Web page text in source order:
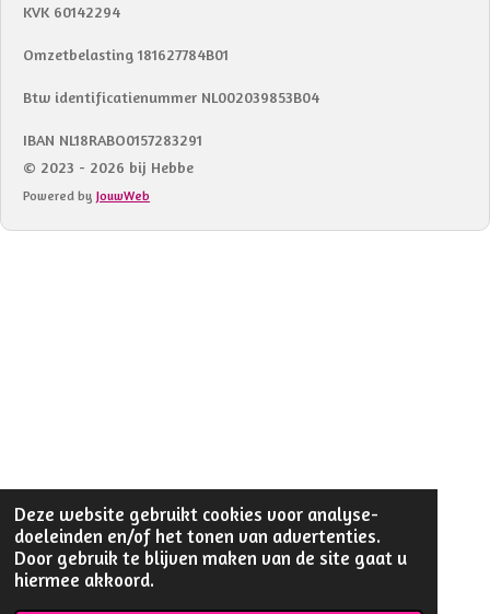
Deze website gebruikt cookies voor analyse-
doeleinden en/of het tonen van advertenties.
Door gebruik te blijven maken van de site gaat u
hiermee akkoord.
KVK 60142294
Omzetbelasting 181627784B01
Btw identificatienummer NL002039853B04
IBAN NL18RABO0157283291
© 2023 - 2026 bij Hebbe
Powered by JouwWeb